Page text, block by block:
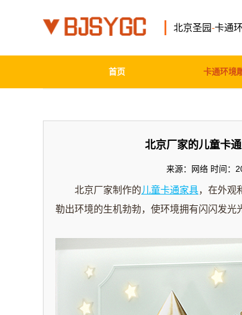
北京圣园-卡通
首页 卡通环境
北京厂家的儿童卡
来源：网络 时间：
北京厂家制作的儿童卡通家具，在外观
勒出环境的生机勃勃，使环境拥有闪闪发光